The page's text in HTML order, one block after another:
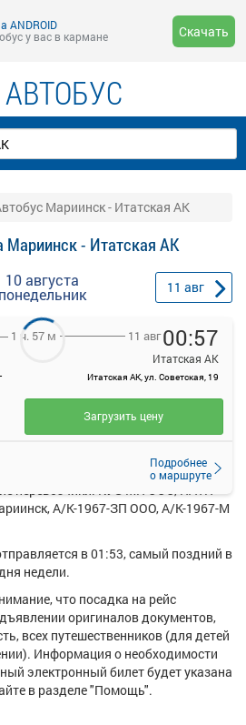
ANDROID
у вас в кармане
Скачать
Мариинск - Итатская АК
Мариинск - Итатская АК
10 августа
понедельник 11 авг
1 ч. 57 м 11 авг00:57
Итатская АК
Итатская АК, ул. Советская, 19
Подробнее
о маршруте
Загрузить цену
ознакомиться с расписанием и
Мариинск - Итатская АК.
- Итатская АК курсирует в
данному направлению
перевозчики: КУЗ МП ООО, ПАТП
А/К-1967-ЗП ООО, А/К-1967-М
в 01:53, самый поздний в
недели.
что посадка на рейс
оригиналов документов,
всех путешественников (для детей
Информация о необходимости
электронный билет будет указана
в разделе "Помощь".